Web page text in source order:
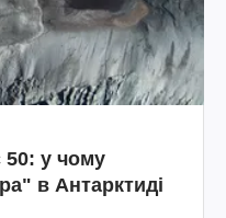
50: у чому
в Антарктиді